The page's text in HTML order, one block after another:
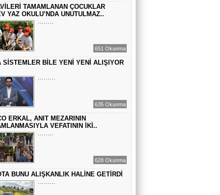
Sinem Elgün
GEÇMİŞİN SIRLARINA VAKIF OLUN
EMİR EMİRHANOĞLU
BAYRAMDA ARA VERİN
MACİT SOYDAN
DÜNYANIN MERKEZİNDE YAŞADIĞINI
SANANLAR...
TAMAMLANAN ÇOCUKLAR
YAZ OKULU’NDA UNUTULMAZ..
........
651 Okunma
SİSTEMLER BİLE YENİ YENİ ALIŞIYOR
.........
635 Okunma
ERKAL, ANIT MEZARININ
VEFATININ İKİ..
........
628 Okunma
BUNU ALIŞKANLIK HALİNE GETİRDİ
.........